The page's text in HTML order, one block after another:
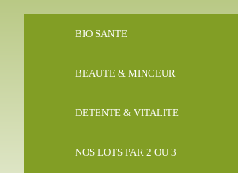
BIO SANTE
BEAUTE & MINCEUR
DETENTE & VITALITE
NOS LOTS PAR 2 OU 3